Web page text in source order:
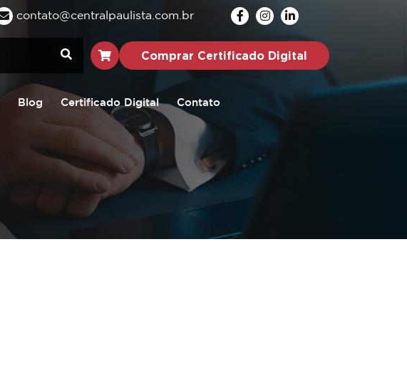
contato@centralpaulista.com.br
Comprar Certificado Digital
Blog Certificado Digital Contato